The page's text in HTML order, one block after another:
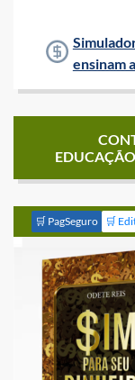
ensinam
🛒 PagSeguro 🛒